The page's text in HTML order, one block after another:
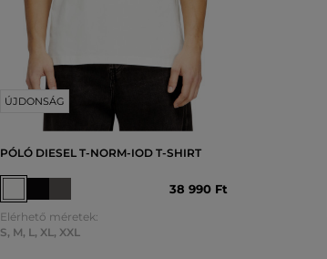
ÚJDONSÁG
PÓLÓ DIESEL T-NORM-IOD T-SHIRT
38 990 Ft
Elérhető méretek:
S, M, L , XL , XXL